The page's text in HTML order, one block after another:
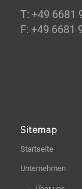
T: +49 6681
F: +49 6681
Sitemap
Startseite
Unternehmen